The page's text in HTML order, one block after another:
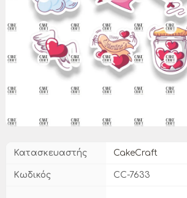
Κατασκευαστής CakeCraft
Κωδικός CC-7633